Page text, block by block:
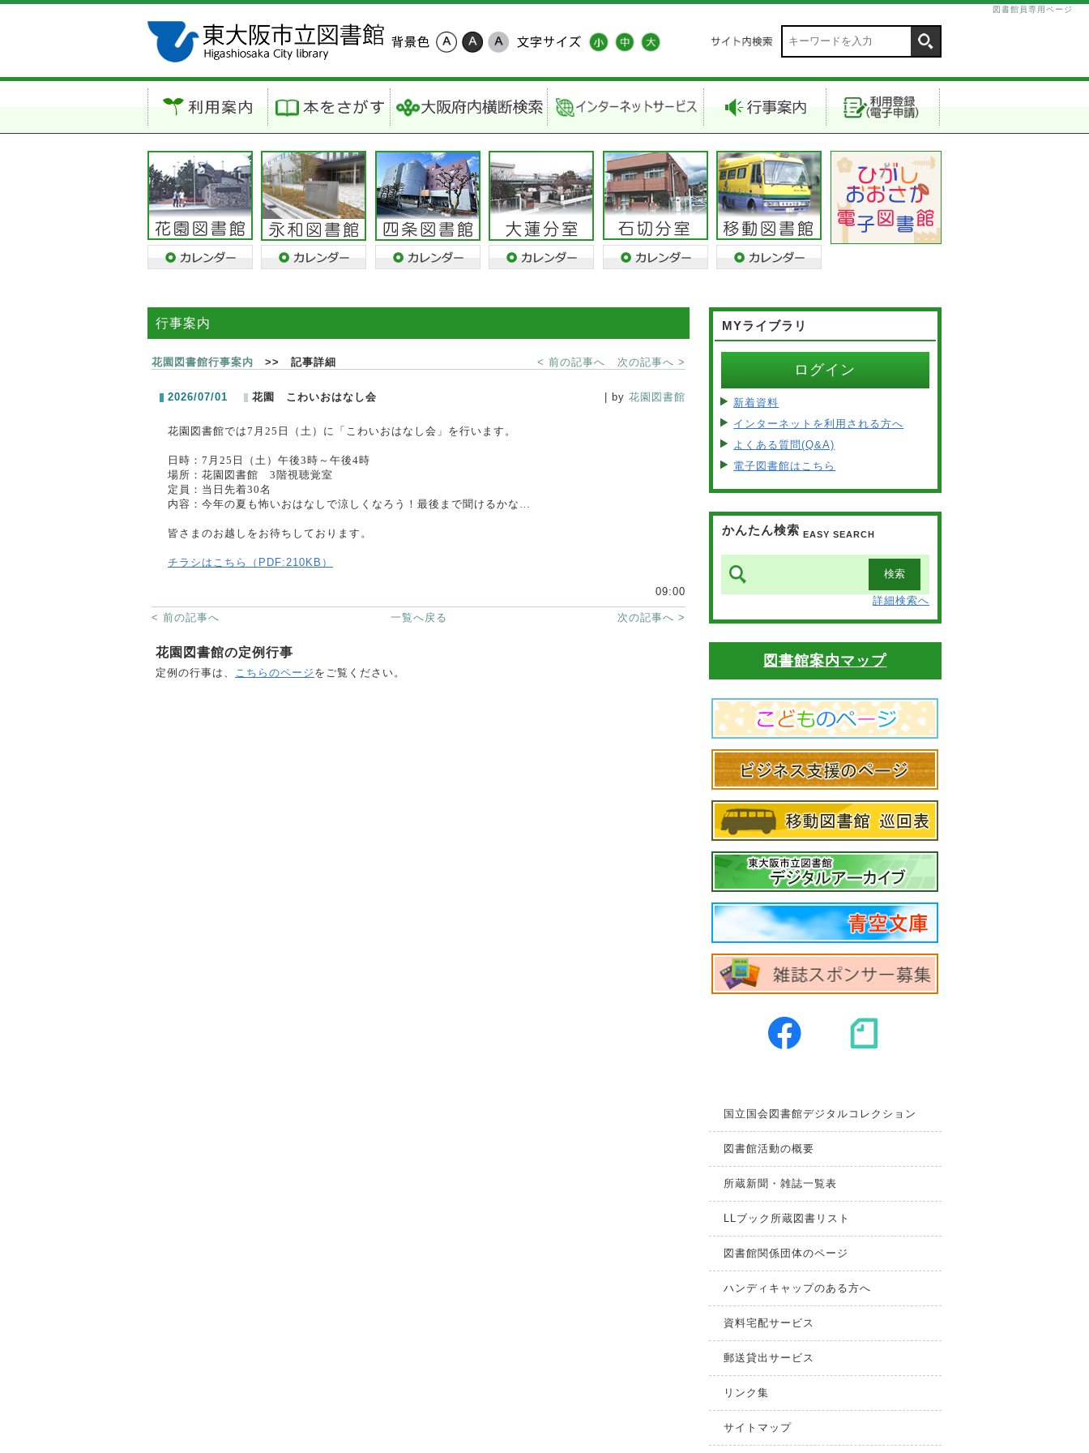
図書館員専用ページ
行事案内
花園図書館行事案内 >> 記事詳細 < 前の記事へ 次の記事へ >
2026/07/01 花園 こわいおはなし会 | by 花園図書館
花園図書館では7月25日（土）に「こわいおはなし会」を行います。
日時：7月25日（ 土 ）午後3時～午後4時
場所：花園図書館 3階視聴覚室
定員：当日先着30名
内容： 今年の夏も怖いおはなしで涼しくなろう！ 最後まで聞けるかな…
皆さまのお越しをお待ちしております。
チラシはこちら（PDF:210KB）
09:00
< 前の記事へ 次の記事へ >
一覧へ戻る
花園図書館の定例行事
定例の行事は、 こちらのページ をご覧ください。
MYライブラリ
ログイン
新着資料
インターネットを利用される方へ
よくある質問(Q&A)
電子図書館はこちら
かんたん検索 EASY SEARCH
詳細検索へ
図書館案内マップ
国立国会図書館デジタルコレクション
図書館活動の概要
所蔵新聞・雑誌一覧表
LLブック所蔵図書リスト
図書館関係団体のページ
ハンディキャップのある方へ
資料宅配サービス
郵送貸出サービス
リンク集
サイトマップ